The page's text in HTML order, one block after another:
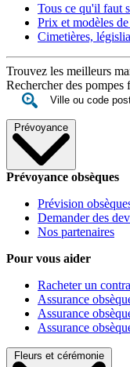
Tous ce qu'il faut
Prix et modèles
Cimetières,
Trouvez les meilleurs
Rechercher des
Prévoyance
Prévoyance obsèques
Prévision
Demander des
Nos partenaires
Pour vous aider
Racheter un
Assurance
Assurance
Assurance
Fleurs et cérémonie